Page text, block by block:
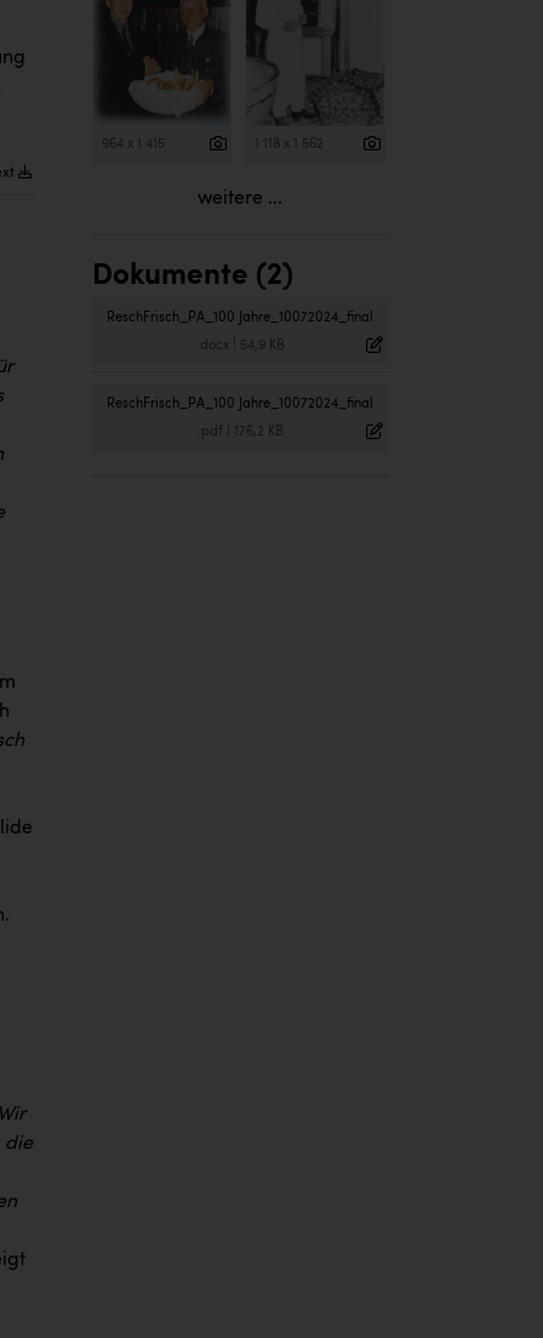
die
964 x 1 415 1 118 x 1 562
weitere ...
Dokumente (2)
ReschFrisch_PA_100 Jahre_10072024_final
.docx| 54,9 KB
ReschFrisch_PA_100 Jahre_10072024_final
.pdf 176,2 KB